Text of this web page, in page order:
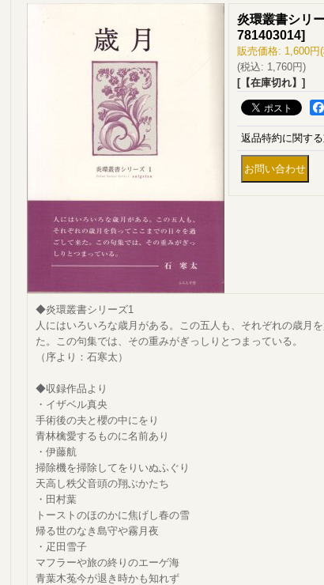
炎環叢書シリ
781403014]
販売価格: 1,600円
(税込: 1,760円)
[【在庫切れ】]
返品特約に関す
◆炎環叢書シリーズ1
人にはいろいろな歳月がある。この五人も、それぞれの歳月
た。この句集では、その重みがぎっしりとつまっている。
（序より：石寒太）
◆収録作品より
・イザベル真央
手術後の夫と櫻の中にをり
青林檎愛するものに名前あり
・伊藤航
掃除機を掃除してをりいぬふぐり
天高し秩父音頭の翔ぶかたち
・田村葉
トーストのほのかに焦げし春の雪
帰る世のなき島守や霧月夜
・疋田雪子
マフラーや旅の終りのエーゲ海
青葉木菟今が退き時かも知れず